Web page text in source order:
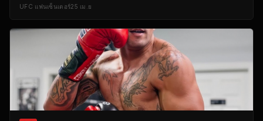
UFC แฟนเซ็นเตอร์25 เม.ย